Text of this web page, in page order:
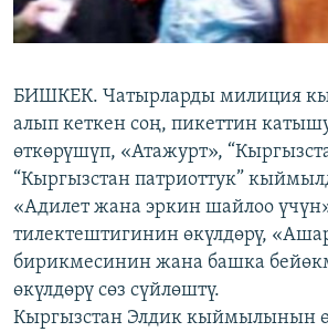
ЭЕ/АРнун бардык сайттары
БИШКЕК. Чатырларды милиция
алып кеткен соң, пикеттин
өткөрүшүп, «Атажурт»,
“Кыргызстан патриоттук”
«Адилет жана эркин шайлоо
тилектештигинин өкүлдөрү,
бирикмесинин жана башка
өкүлдөрү сөз сүйлөштү.
Кыргызстан Элдик кыймылынын